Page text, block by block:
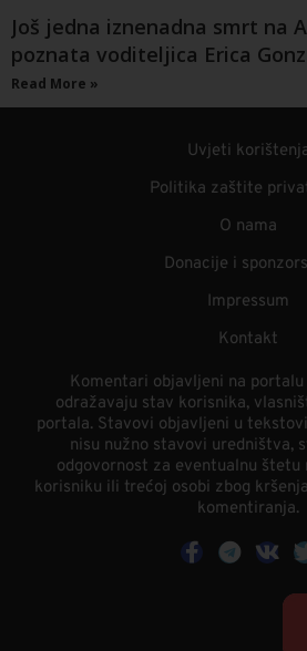
Još jedna iznenadna smrt na
poznata voditeljica Erica
Read More »
Uvjeti
Politika zaštite
O nama
Donacije i
Impressum
Kontakt
Komentari objavljeni na portalu
odražavaju stav korisnika,
portala. Stavovi objavljeni u
nisu nužno stavovi uredništva,
odgovornost za eventualnu štetu
korisniku ili trećoj osobi zbog
komentiranja.